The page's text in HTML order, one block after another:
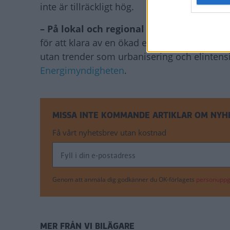
inte är tillräckligt hög.
– På lokal och regional nivå är elnäten
för att klara av en ökad effekt och
utan trender som urbanisering och
Energimyndigheten.
MISSA INTE KOMMANDE ARTIKLAR OM
Få vårt nyhetsbrev utan kostnad
Genom att anmäla dig godkänner du OK-förlagets
MER FRÅN VI BILÄGARE